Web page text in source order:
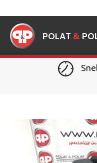
POLAT &